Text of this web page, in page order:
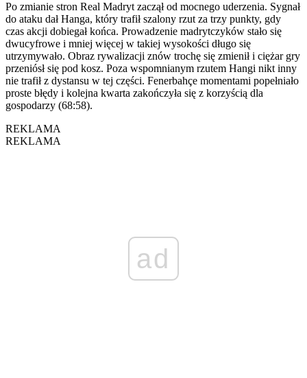
Po zmianie stron Real Madryt zaczął od mocnego uderzenia. Sygnał
do ataku dał Hanga, który trafił szalony rzut za trzy punkty, gdy
czas akcji dobiegał końca. Prowadzenie madrytczyków stało się
dwucyfrowe i mniej więcej w takiej wysokości długo się
utrzymywało. Obraz rywalizacji znów trochę się zmienił i ciężar gry
przeniósł się pod kosz. Poza wspomnianym rzutem Hangi nikt inny
nie trafił z dystansu w tej części. Fenerbahçe momentami popełniało
proste błędy i kolejna kwarta zakończyła się z korzyścią dla
gospodarzy (68:58).
REKLAMA
REKLAMA
ad